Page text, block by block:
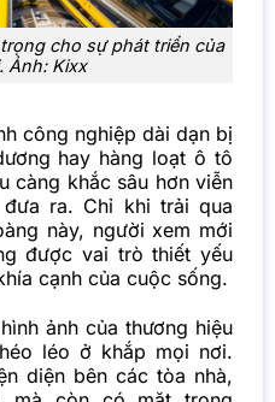
cho sự phát triển của
Ảnh: Kixx
công nghiệp dài dạn bị
hay hàng loạt ô tô
càng khắc sâu hơn viễn
ra. Chỉ khi trải qua
này, người xem mới
được vai trò thiết yếu
cạnh của cuộc sống.
ảnh của thương hiệu
léo ở khắp mọi nơi.
diện bên các tòa nhà,